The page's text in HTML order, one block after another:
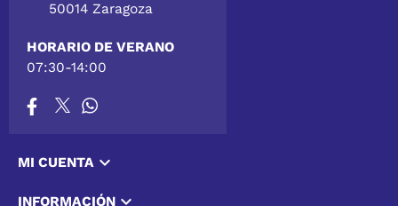
50014 Zaragoza
HORARIO DE VERANO
07:30-14:00
MI CUENTA 
INFORMACIÓN 